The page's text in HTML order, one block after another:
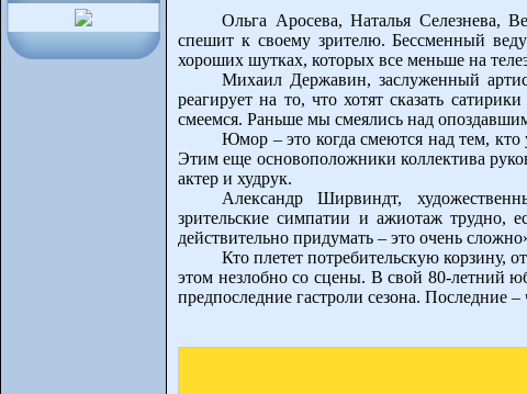
Ольга Аросева, Наталья Селезнева,
спешит к своему зрителю. Бессменный
хороших шутках, которых все меньше на
Михаил Державин, заслуженный
реагирует на то, что хотят сказать
смеемся. Раньше мы смеялись над
Юмор – это когда смеются над тем,
Этим еще основоположники коллектива
актер и худрук.
Александр Ширвиндт,
зрительские симпатии и ажиотаж трудно,
действительно придумать – это очень
Кто плетет потребительскую корзину,
этом незлобно со сцены. В свой 80-летний
предпоследние гастроли сезона. Последние